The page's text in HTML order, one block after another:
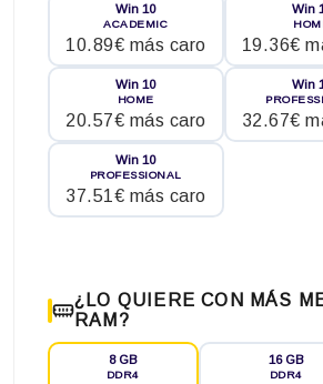
Win 10
ACADEMIC
10.89€ más caro
Win
19.36€
Win 10
HOME
20.57€ más caro
Win
32.67€
Win 10
PROFESSIONAL
37.51€ más caro
¿LO QUIERE CON MÁS
RAM?
8 GB
DDR4
16 GB
DDR4